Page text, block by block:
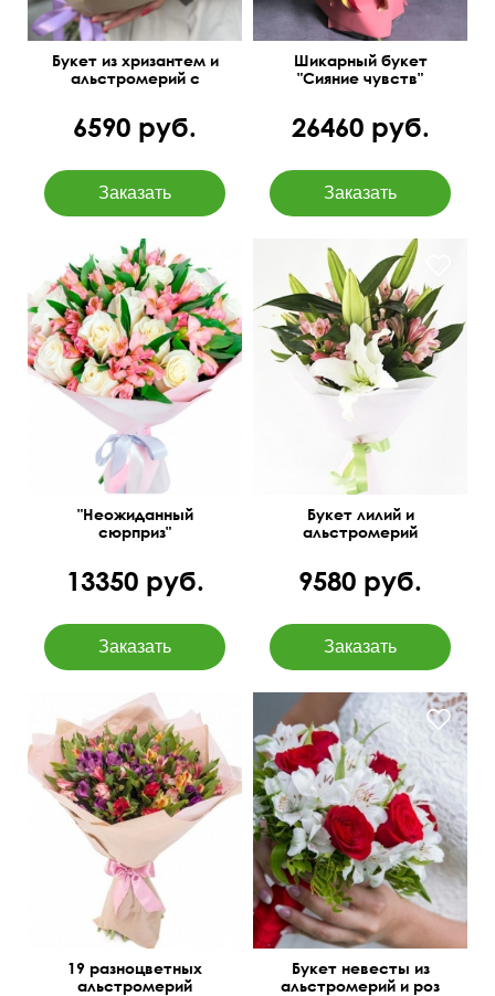
Букет из хризантем и
альстромерий с
6590 руб.
Шикарный букет
"Сияние чувств"
26460 руб.
Белые розы, розовые
альстромерии,
оформление
"Неожиданный
сюрприз"
13350 руб.
Упаковка фетр
60 см
45 см
Букет лилий и
альстромерий
9580 руб.
Яркие, сочные цвета
55 см
40 см
19 разноцветных
альстромерий
Фисташка, лента
Букет невесты из
альстромерий и роз